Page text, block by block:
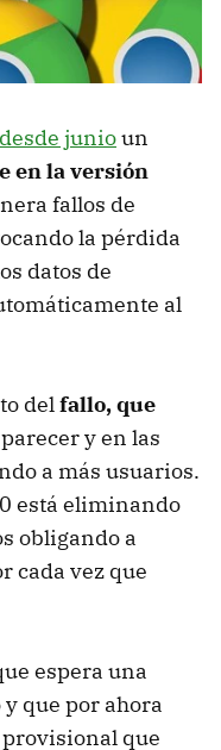
junioun
en la versión
fallos de
la pérdida
datos de
al
delfallo, que
y en las
a más usuarios.
está eliminando
obligando a
cada vez que
espera una
que por ahora
que